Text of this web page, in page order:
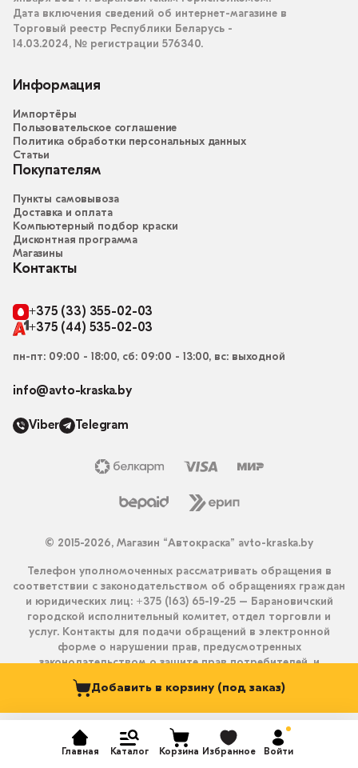
Главная Каталог Избранное Войти
Корзина
Добавить в корзину (под заказ)
Дата включения сведений об интернет-магазине в
Торговый реестр Республики Беларусь -
14.03.2024, № регистрации 576340.
Информация
Импортёры
Пользовательское соглашение
Политика обработки персональных данных
Статьи
Покупателям
Пункты самовывоза
Доставка и оплата
Компьютерный подбор краски
Дисконтная программа
Магазины
Контакты
+375 (33) 355-02-03
+375 (44) 535-02-03
пн-пт: 09:00 - 18:00, сб: 09:00 - 13:00, вс: выходной
info@avto-kraska.by
Viber Telegram
© 2015-2026, Магазин “Автокраска” avto-kraska.by
Телефон уполномоченных рассматривать обращения в
соответствии с законодательством об обращениях граждан
и юридических лиц: +375 (163) 65-19-25 – Барановичский
городской исполнительный комитет, отдел торговли и
услуг. Контакты для подачи обращений в электронной
форме о нарушении прав, предусмотренных
законодательством о защите прав потребителей, и
получения ответа на них: info@avto-kraska.by и
+375333550203 (Viber, Telegram).